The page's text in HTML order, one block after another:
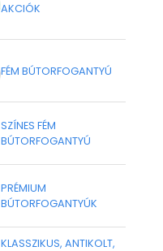
AKCIÓK
FÉM BÚTORFOGANTYÚ
SZÍNES FÉM
BÚTORFOGANTYÚ
PRÉMIUM
BÚTORFOGANTYÚK
KLASSZIKUS, ANTIKOLT,